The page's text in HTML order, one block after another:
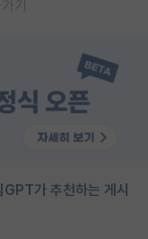
기
가 추천하는 게시